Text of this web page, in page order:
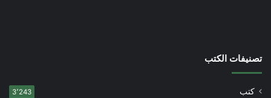
تصنيفات الكتب
كتب 3٬243